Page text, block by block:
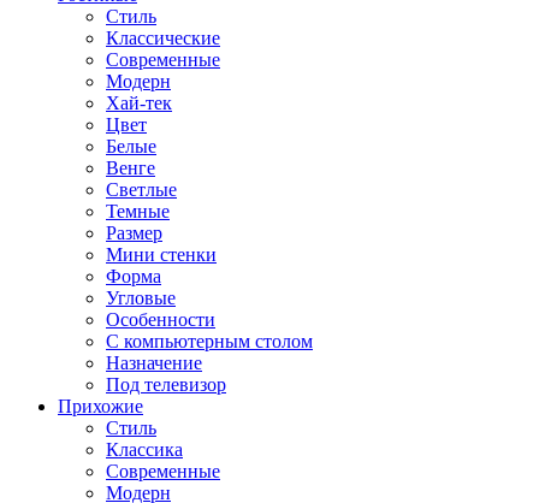
Стиль
Классические
Современные
Модерн
Хай-тек
Цвет
Белые
Венге
Светлые
Темные
Размер
Мини стенки
Форма
Угловые
Особенности
С компьютерным столом
Назначение
Под телевизор
Прихожие
Стиль
Классика
Современные
Модерн